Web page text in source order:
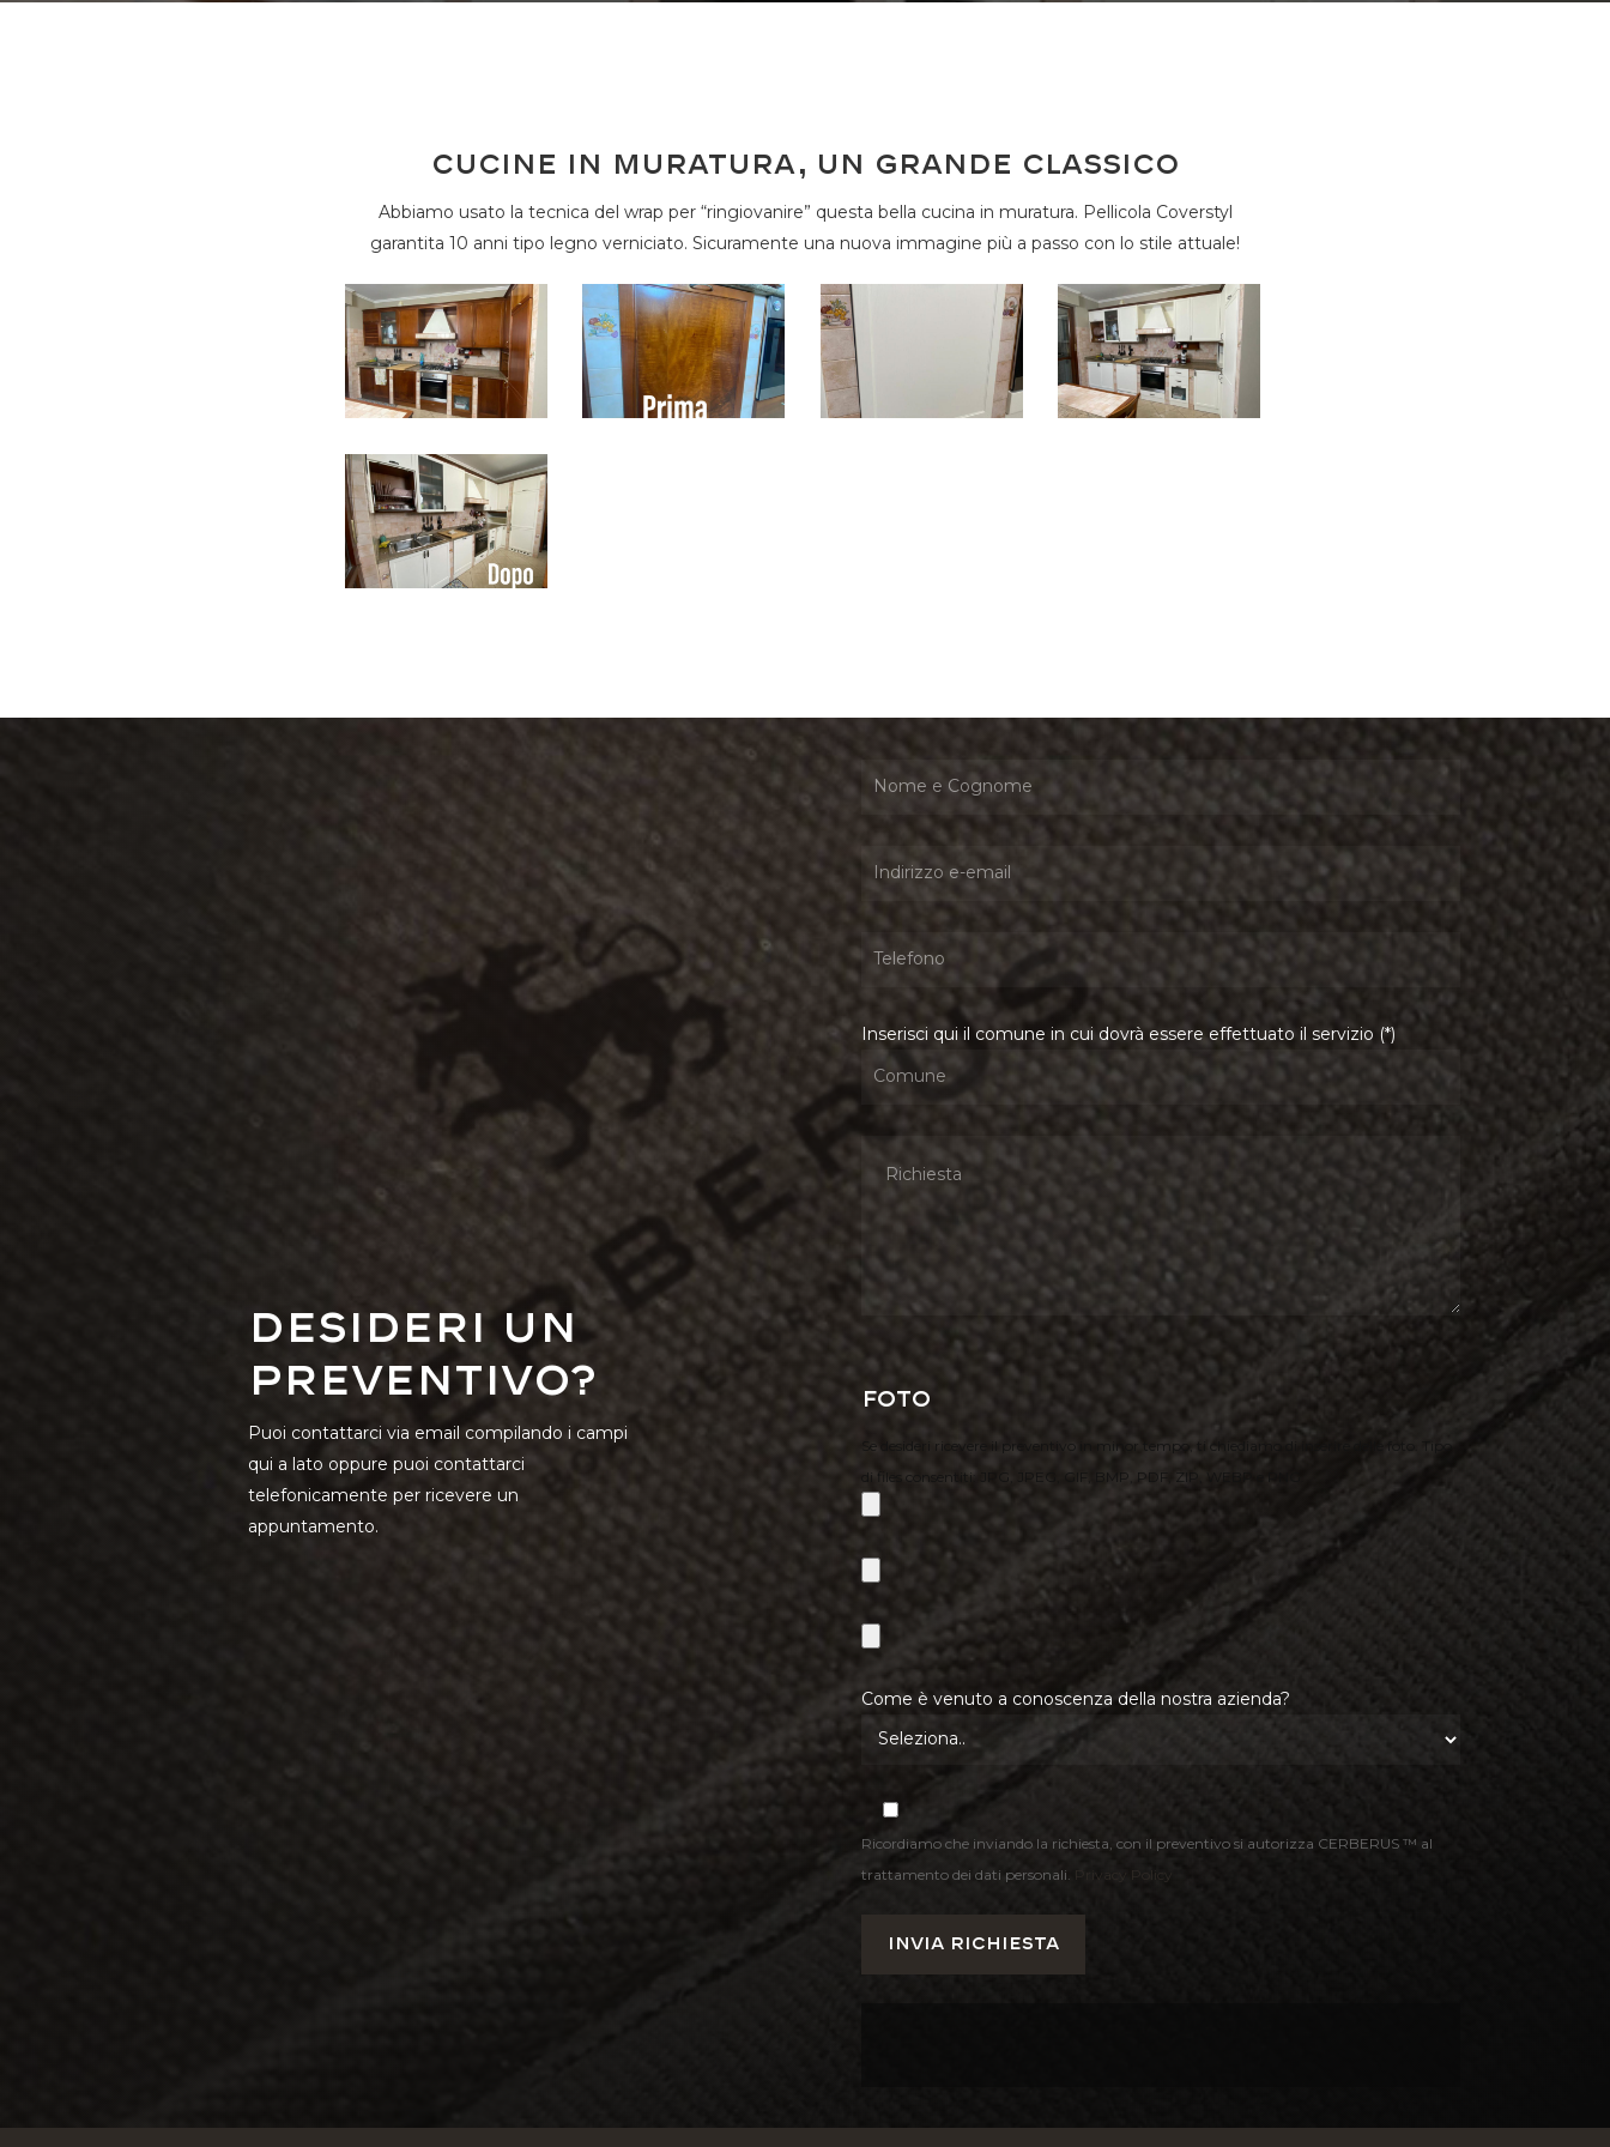
CUCINE in muratura, un grande classico
Abbiamo usato la tecnica del wrap per “ringiovanire” questa bella cucina in muratura. Pellicola Coverstyl
garantita 10 anni tipo legno verniciato. Sicuramente una nuova immagine più a passo con lo stile attuale!
Desideri un
preventivo?
Puoi contattarci via email compilando i campi
qui a lato oppure puoi contattarci
telefonicamente per ricevere un
appuntamento.
Inserisci qui il comune in cui dovrà essere effettuato il servizio (*)
Foto
Se desideri ricevere il preventivo in minor tempo, ti chiediamo di inserire delle foto. Tipo
di files consentiti: JPG, JPEG, GIF, BMP, PDF, ZIP, WEBP e PNG.
Come è venuto a conoscenza della nostra azienda?
Ricordiamo che inviando la richiesta, con il preventivo si autorizza CERBERUS ™ al
trattamento dei dati personali.